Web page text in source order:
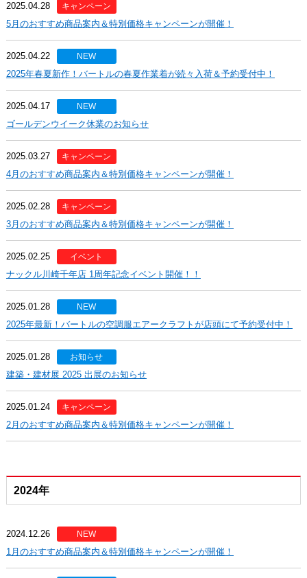
2025.04.28 キャンペーン
5月のおすすめ商品案内＆特別価格キャンペーンが開催！
2025.04.22 NEW
2025年春夏新作！バートルの春夏作業着が続々入荷＆予約受付中！
2025.04.17 NEW
ゴールデンウイーク休業のお知らせ
2025.03.27 キャンペーン
4月のおすすめ商品案内＆特別価格キャンペーンが開催！
2025.02.28 キャンペーン
3月のおすすめ商品案内＆特別価格キャンペーンが開催！
2025.02.25 イベント
ナックル川崎千年店 1周年記念イベント開催！！
2025.01.28 NEW
2025年最新！バートルの空調服エアークラフトが店頭にて予約受付中！
2025.01.28 お知らせ
建築・建材展 2025 出展のお知らせ
2025.01.24 キャンペーン
2月のおすすめ商品案内＆特別価格キャンペーンが開催！
2024年
2024.12.26 NEW
1月のおすすめ商品案内＆特別価格キャンペーンが開催！